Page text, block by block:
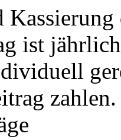
Kassierung
ist
zahlen.